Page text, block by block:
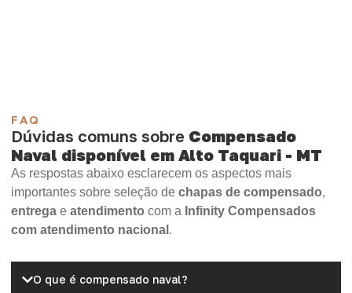
FAQ
Dúvidas comuns sobre Compensado
Naval disponível em Alto Taquari - MT
As respostas abaixo esclarecem os aspectos mais
importantes sobre seleção de chapas de compensado,
entrega e atendimento com a Infinity Compensados
com atendimento nacional .
O que é compensado naval?